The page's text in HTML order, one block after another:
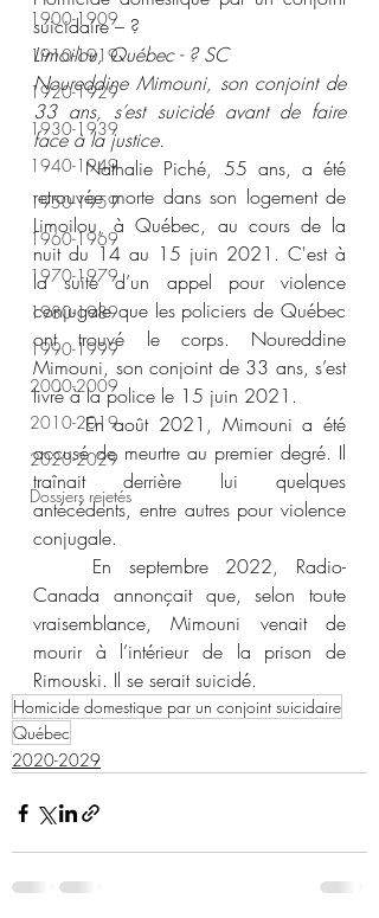
1900-1909
1910-1919
1920-1929
1930-1939
1940-1949
1950-1959
1960-1969
1970-1979
1980-1989
1990-1999
2000-2009
2010-2019
2020-2029
Dossiers rejetés
suicidaire – ?
Limoilou, Québec - ? SC
Noureddine Mimouni, son conjoint de
33 ans, s’est suicidé avant de faire
face à la justice.
	Nathalie Piché, 55 ans, a été
retrouvée morte dans son logement de
Limoilou, à Québec, au cours de la
nuit du 14 au 15 juin 2021. C'est à
la suite d’un appel pour violence
conjugale que les policiers de Québec
ont trouvé le corps. Noureddine
Mimouni, son conjoint de 33 ans, s’est
livré à la police le 15 juin 2021.
	En août 2021, Mimouni a été
accusé de meurtre au premier degré. Il
traînait derrière lui quelques
antécédents, entre autres pour violence
conjugale.
Canada annonçait que, selon toute
vraisemblance, Mimouni venait de
mourir à l’intérieur de la prison de
Rimouski. Il se serait suicidé.
Homicide domestique par un conjoint suicidaire
Québec
2020-2029